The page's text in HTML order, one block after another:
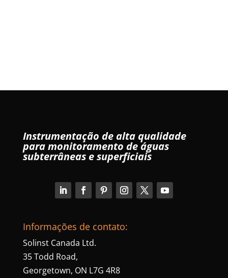
Instrumentação de alta qualidade
para monitoramento de águas
subterrâneas e superficiais
Informações de contato:
Solinst Canada Ltd.
35 Todd Road,
Georgetown, ON L7G 4R8